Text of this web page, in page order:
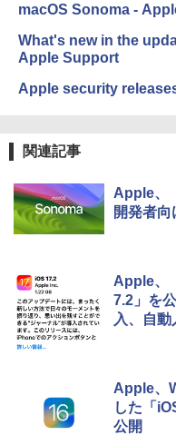
macOS Sonoma -
What's new in the
Apple Support
Apple security
関連記事
Apple、
開発者
Apple、
7.2」を
入、自
Apple、
した「
公開